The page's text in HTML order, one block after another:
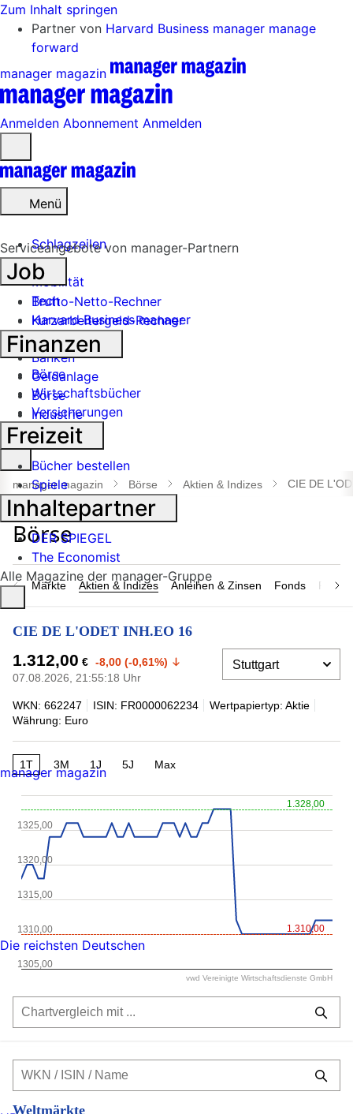
Zum Inhalt springen
Partner von Harvard Business manager manage
forward
manager magazin
Anmelden Abonnement Anmelden
öffnen
Menü
Schlagzeilen
Mobilität
Tech
Harvard Business manager
Handel
Banken
Geldanlage
Börse
Industrie
Suche
öffnen
manager magazin Börse Aktien & Indizes CIE DE
Märkte Aktien & Indizes Anleihen & Zinsen Fonds
CIE DE L'ODET INH.EO 16
1.312,00 € -8,00 (-0,61%)
07.08.2026, 21:55:18 Uhr
WKN: 662247 ISIN: FR0000062234
Wertpapiertyp: Aktie
Währung: Euro
1T 3M 1J 5J Max
1.328,00
1.310,00
1305,00
1310,00
1315,00
1320,00
1325,00
vwd Vereinigte Wirtschaftsdienste GmbH
Weltmärkte
Serviceangebote von manager-Partnern
Job
Brutto-Netto-Rechner
Kurzarbeitergeld-Rechner
Finanzen
Börse
Wirtschaftsbücher
Versicherungen
Freizeit
Bücher bestellen
Spiele
Inhaltepartner
DER SPIEGEL
The Economist
Alle Magazine der manager-Gruppe
manager magazin
Die reichsten Deutschen